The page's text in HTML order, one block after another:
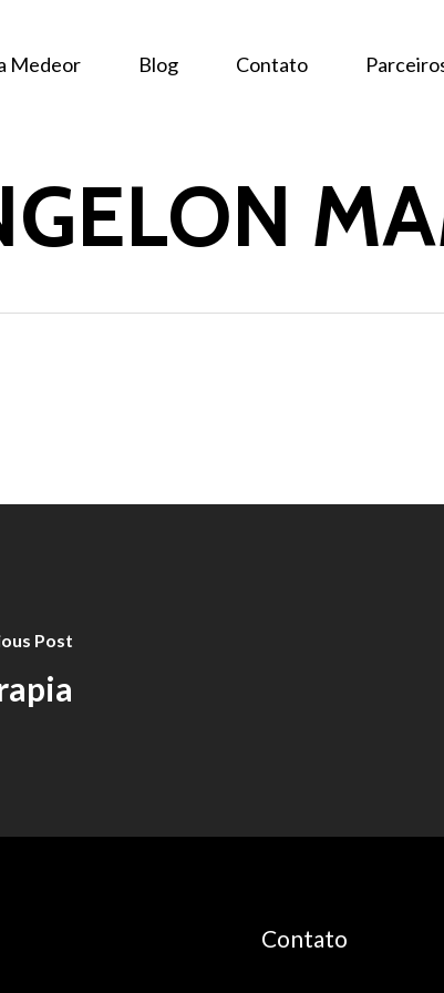
Medeor Blog Contato
Post
Contato